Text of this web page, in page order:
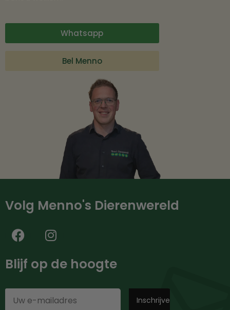
Whatsapp
Bel Menno
Volg Menno's Dierenwereld
Blijf op de hoogte